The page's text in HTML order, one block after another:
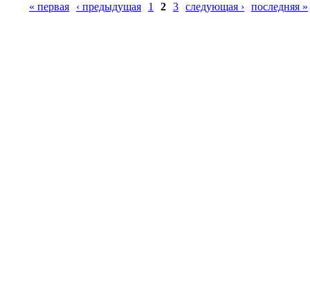
Страницы
« первая ‹ предыдущая 1 2 3 следующая › последняя »